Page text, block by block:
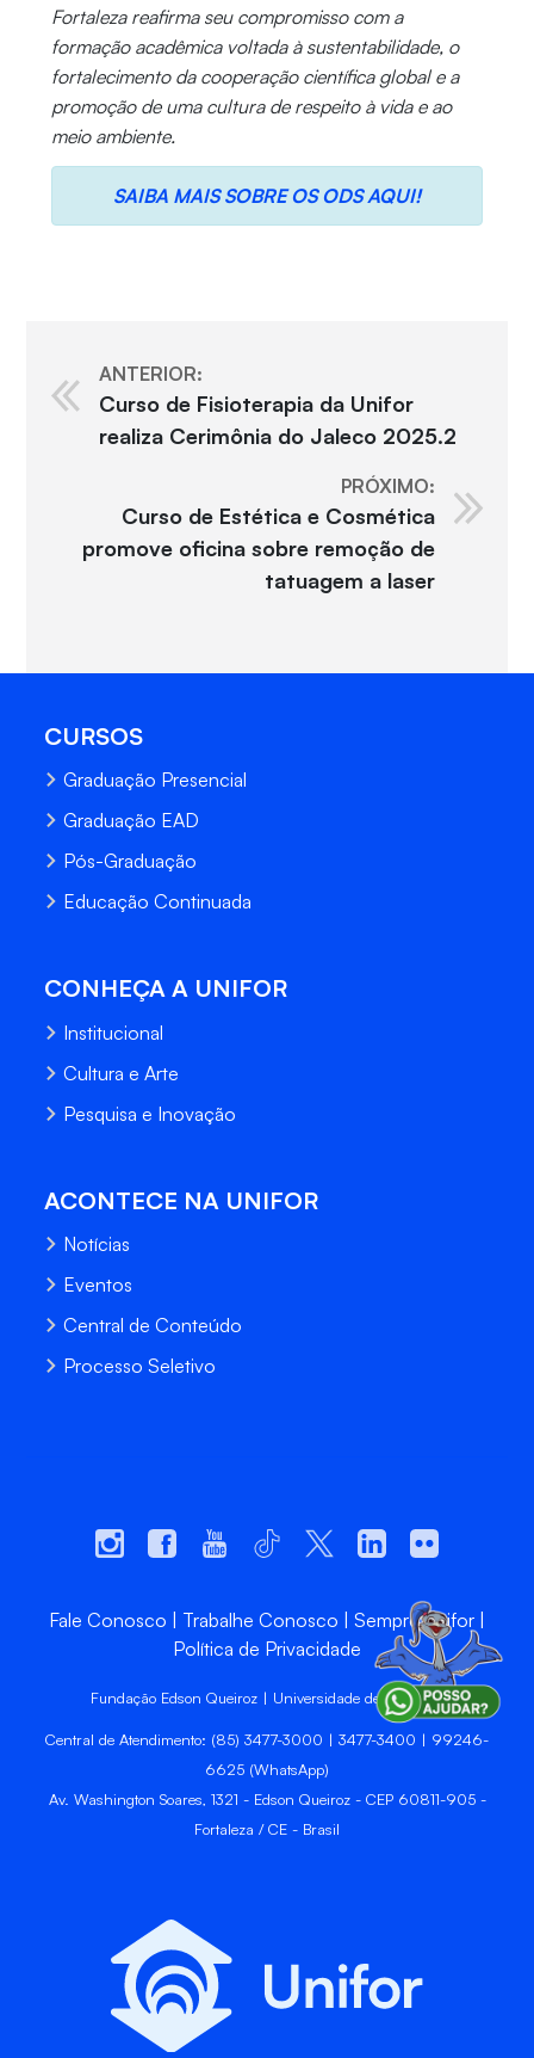
Fortaleza reafirma seu compromisso com a
formação acadêmica voltada à sustentabilidade, o
fortalecimento da cooperação científica global e a
promoção de uma cultura de respeito à vida e ao
meio ambiente.
SAIBA MAIS SOBRE OS ODS AQUI!
ANTERIOR:
Curso de Fisioterapia da Unifor
realiza Cerimônia do Jaleco 2025.2
PRÓXIMO:
Curso de Estética e Cosmética
promove oficina sobre remoção de
tatuagem a laser
CURSOS
Graduação Presencial
Graduação EAD
Pós-Graduação
Educação Continuada
CONHEÇA A UNIFOR
Institucional
Cultura e Arte
Pesquisa e Inovação
ACONTECE NA UNIFOR
Notícias
Eventos
Central de Conteúdo
Processo Seletivo
Fale Conosco Trabalhe Conosco
Sempre Unifor
Política de Privacidade
Fundação Edson Queiroz | Universidade de Fortaleza
Central de Atendimento: (85) 3477-3000 | 3477-3400 | 99246-
6625 (WhatsApp)
Av. Washington Soares, 1321 - Edson Queiroz - CEP 60811-905 -
Fortaleza / CE - Brasil